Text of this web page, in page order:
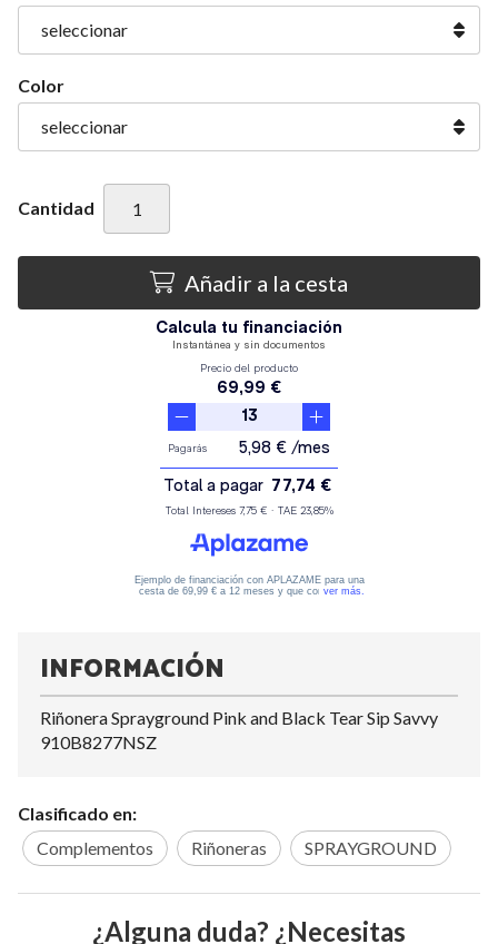
Color
Cantidad
Añadir a la cesta
INFORMACIÓN
Riñonera Sprayground Pink and Black Tear Sip Savvy
910B8277NSZ
Clasificado en:
Complementos
Riñoneras SPRAYGROUND
¿Alguna duda? ¿Necesitas